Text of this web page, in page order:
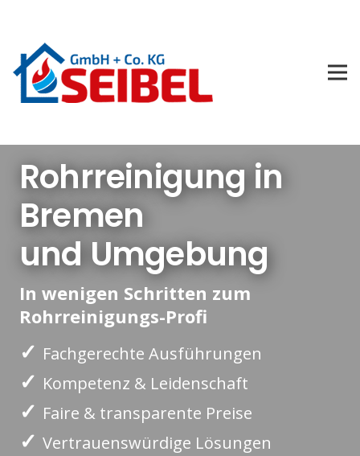
Rohrreinigung in
Bremen
und Umgebung
In wenigen Schritten zum
Rohrreinigungs-Profi
✓ Fachgerechte Ausführungen
✓ Kompetenz & Leidenschaft
✓ Faire & transparente Preise
✓ Vertrauenswürdige Lösungen